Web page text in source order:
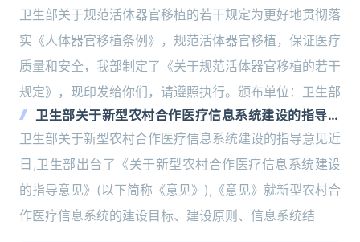
卫生部关于规范活体器官移植的若干规定为更好地贯彻落
实《人体器官移植条例》，规范活体器官移植，保证医疗
质量和安全，我部制定了《关于规范活体器官移植的若干
规定》，现印发给你们，请遵照执行。颁布单位：卫生部
卫生部关于新型农村合作医疗信息系统建设的指导意
见
卫生部关于新型农村合作医疗信息系统建设的指导意见近
日,卫生部出台了《关于新型农村合作医疗信息系统建设
的指导意见》(以下简称《意见》),《意见》就新型农村合
作医疗信息系统的建设目标、建设原则、信息系统结